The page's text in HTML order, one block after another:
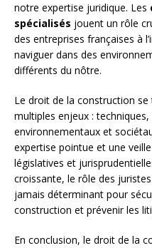
notre expertise juridique. Les
spécialisés jouent un rôle
des entreprises françaises à
naviguer dans des
différents du nôtre.
Le droit de la construction
multiples enjeux :
environnementaux et
expertise pointue et une
législatives et
croissante, le rôle des
jamais déterminant pour
construction et prévenir les
En conclusion, le droit de la